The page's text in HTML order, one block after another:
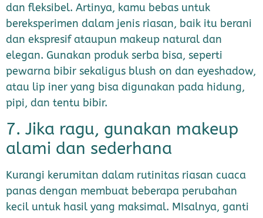
dan fleksibel. Artinya, kamu bebas untuk
bereksperimen dalam jenis riasan, baik itu berani
dan ekspresif ataupun makeup natural dan
elegan. Gunakan produk serba bisa, seperti
pewarna bibir sekaligus blush on dan eyeshadow,
atau lip iner yang bisa digunakan pada hidung,
pipi, dan tentu bibir.
7. Jika ragu, gunakan makeup
alami dan sederhana
Kurangi kerumitan dalam rutinitas riasan cuaca
panas dengan membuat beberapa perubahan
kecil untuk hasil yang maksimal. MIsalnya, ganti